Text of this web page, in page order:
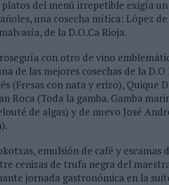
del menú irrepetible exigía
una cosecha mítica: López
de la D.O.Ca Rioja.
con otro de vino
de las mejores cosechas de la
(Fresas con nata y erizo), Quique
Roca (Toda la gamba. Gamba
de algas) y de nuevo José
emulsión de café y
cenizas de trufa negra del
jornada gastronómica en la